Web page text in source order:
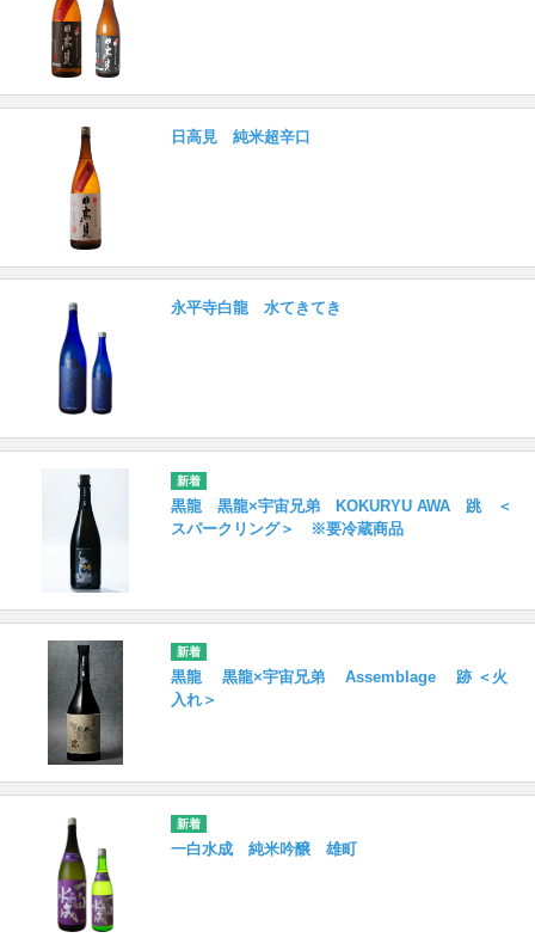
日高見 純米超辛口
永平寺白龍 水てきてき
黒龍 黒龍×宇宙兄弟 KOKURYU AWA 跳 ＜
スパークリング＞ ※要冷蔵商品
黒龍 黒龍×宇宙兄弟 Assemblage 跡 ＜火
入れ＞
一白水成 純米吟醸 雄町